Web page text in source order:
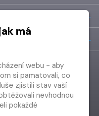
má
webu - aby
si pamatovali, co
zjistili stav vaší
nevhodnou
pokaždé